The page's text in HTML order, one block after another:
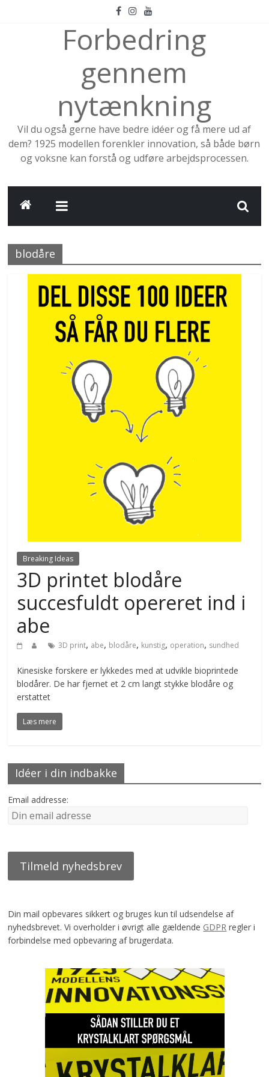
Forbedring
gennem
nytænkning
Vil du også gerne have bedre idéer og få mere ud af
dem? 1925 modellen forenkler innovation, så både børn
og voksne kan forstå og udføre arbejdsprocessen.
blodåre
Breaking Ideas
3D printet blodåre
succesfuldt opereret ind i
abe
3D print, abe, blodåre, kunstig, operation, sundhed
Kinesiske forskere er lykkedes med at udvikle bioprintede
blodårer. De har fjernet et 2 cm langt stykke blodåre og
erstattet
Læs mere
Idéer i din indbakke
Email addresse:
Din mail opbevares sikkert og bruges kun til udsendelse af
nyhedsbrevet. Vi overholder i øvrigt alle gældende GDPR regler i
forbindelse med opbevaring af brugerdata.